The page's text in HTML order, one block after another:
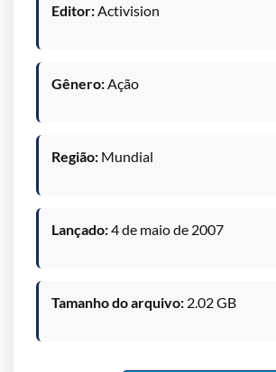
Editor:Activision
Gênero:Ação
Região: Mundial
Lançado:4 de maio de 2007
Tamanho do arquivo: 2.02 GB